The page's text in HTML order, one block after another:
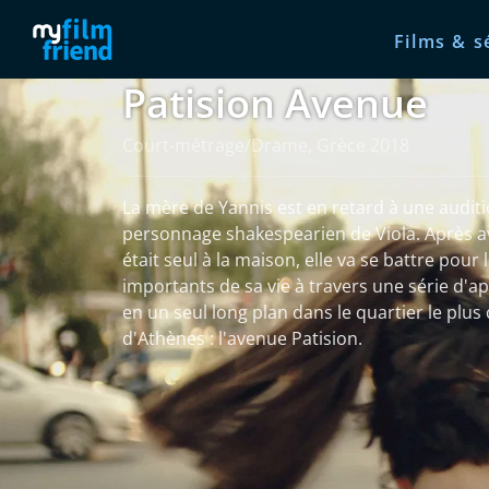
Films &
Patision Avenue
Court-métrage/Drame, Grèce 2018
La mère de Yannis est en retard à une
personnage shakespearien de Viola. Après
était seul à la maison, elle va se battre pour
importants de sa vie à travers une série
en un seul long plan dans le quartier le
d'Athènes : l'avenue Patision.
Voir plus
Plus d'informations